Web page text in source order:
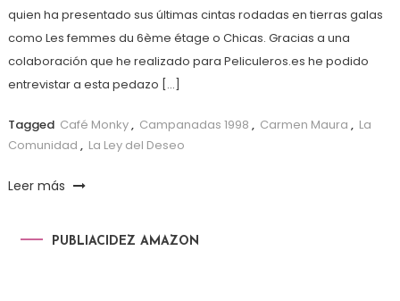
quien ha presentado sus últimas cintas rodadas en tierras galas
como Les femmes du 6ème étage o Chicas. Gracias a una
colaboración que he realizado para Peliculeros.es he podido
entrevistar a esta pedazo […]
Tagged Café Monky, Campanadas 1998 , Carmen Maura , La
Comunidad , La Ley del Deseo
Leer más
PUBLIACIDEZ AMAZON